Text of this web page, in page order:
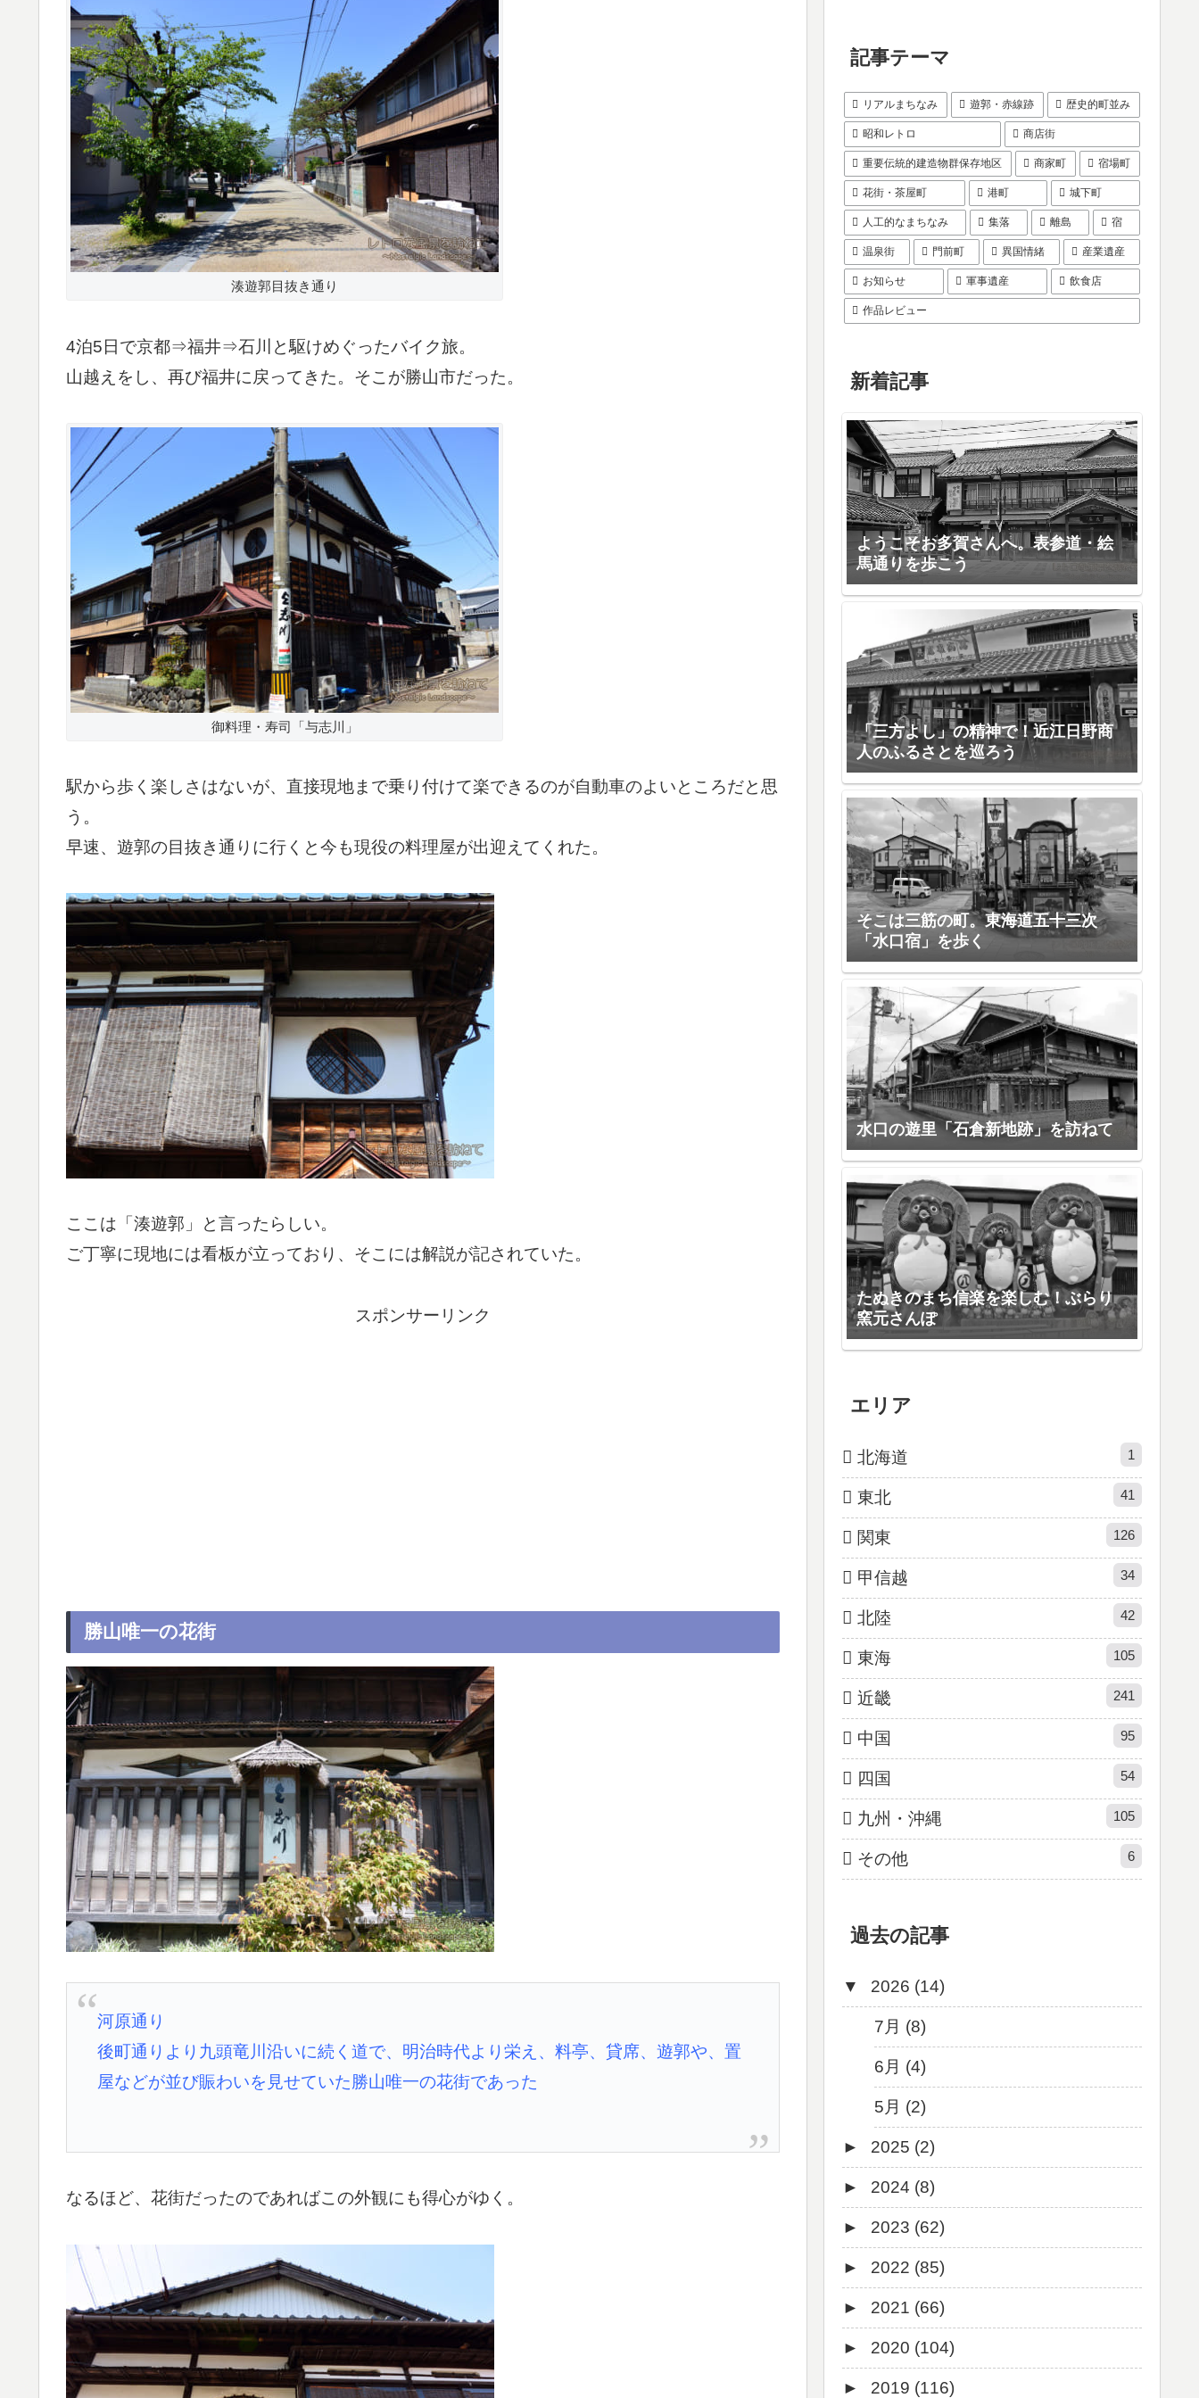
湊遊郭目抜き通り
4泊5日で京都⇒福井⇒石川と駆けめぐったバイク旅。
山越えをし、再び福井に戻ってきた。そこが勝山市だった。
御料理・寿司「与志川」
駅から歩く楽しさはないが、直接現地まで乗り付けて楽できるのが自動車のよいところだと思
う。
早速、遊郭の目抜き通りに行くと今も現役の料理屋が出迎えてくれた。
ここは「湊遊郭」と言ったらしい。
ご丁寧に現地には看板が立っており、そこには解説が記されていた。
スポンサーリンク
勝山唯一の花街
河原通り
後町通りより九頭竜川沿いに続く道で、明治時代より栄え、料亭、貸席、遊郭や、置
屋などが並び賑わいを見せていた勝山唯一の花街であった
なるほど、花街だったのであればこの外観にも得心がゆく。
記事テーマ
リアルまちなみ 遊郭・赤線跡 歴史的町並み
昭和レトロ 商店街
重要伝統的建造物群保存地区 商家町 宿場町
花街・茶屋町 港町 城下町
人工的なまちなみ 集落 離島 宿
温泉街 門前町 異国情緒 産業遺産
お知らせ 軍事遺産 飲食店
作品レビュー
新着記事
ようこそお多賀さんへ。表参道・絵
馬通りを歩こう
「三方よし」の精神で！近江日野商
人のふるさとを巡ろう
そこは三筋の町。東海道五十三次
「水口宿」を歩く
水口の遊里「石倉新地跡」を訪ねて
たぬきのまち信楽を楽しむ！ぶらり
窯元さんぽ
エリア
北海道 1
東北 41
関東 126
甲信越 34
北陸 42
東海 105
近畿 241
中国 95
四国 54
九州・沖縄 105
その他 6
過去の記事
▼ 2026 (14)
7月 (8)
6月 (4)
5月 (2)
► 2025 (2)
12月 (1)
6月 (1)
► 2024 (8)
8月 (1)
7月 (1)
5月 (2)
4月 (3)
3月 (1)
► 2023 (62)
9月 (1)
8月 (1)
7月 (8)
6月 (5)
► 2022 (85)
12月 (3)
10月 (1)
9月 (4)
► 2021 (66)
12月 (4)
11月 (8)
► 2020 (104)
12月 (7)
► 2019 (116)